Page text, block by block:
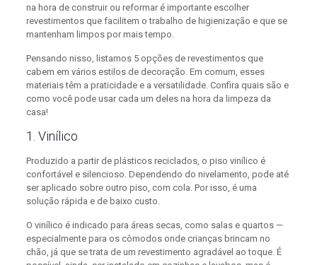
na hora de construir ou reformar é importante escolher
revestimentos que facilitem o trabalho de higienização e que se
mantenham limpos por mais tempo.
Pensando nisso, listamos 5 opções de revestimentos que
cabem em vários estilos de decoração. Em comum, esses
materiais têm a praticidade e a versatilidade. Confira quais são e
como você pode usar cada um deles na hora da limpeza da
casa!
1. Vinílico
Produzido a partir de plásticos reciclados, o piso vinílico é
confortável e silencioso. Dependendo do nivelamento, pode até
ser aplicado sobre outro piso, com cola. Por isso, é uma
solução rápida e de baixo custo.
O vinílico é indicado para áreas secas, como salas e quartos —
especialmente para os cômodos onde crianças brincam no
chão, já que se trata de um revestimento agradável ao toque. É